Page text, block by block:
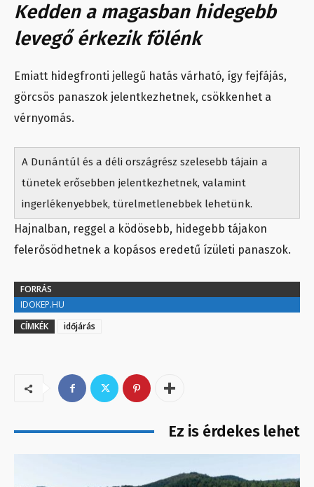
Kedden a magasban hidegebb
levegő érkezik fölénk
Emiatt hidegfronti jellegű hatás várható, így fejfájás,
görcsös panaszok jelentkezhetnek, csökkenhet a
vérnyomás.
A Dunántúl és a déli országrész szelesebb tájain a
tünetek erősebben jelentkezhetnek, valamint
ingerlékenyebbek, türelmetlenebbek lehetünk.
Hajnalban, reggel a ködösebb, hidegebb tájakon
felerősödhetnek a kopásos eredetű ízületi panaszok.
FORRÁS
IDOKEP.HU
CÍMKÉK
időjárás
Ez is érdekes lehet